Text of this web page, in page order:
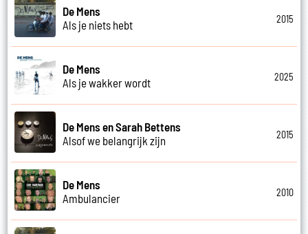
De Mens
Als je niets hebt
2015
De Mens
Als je wakker wordt
2025
De Mens en Sarah Bettens
Alsof we belangrijk zijn
2015
De Mens
Ambulancier
2010